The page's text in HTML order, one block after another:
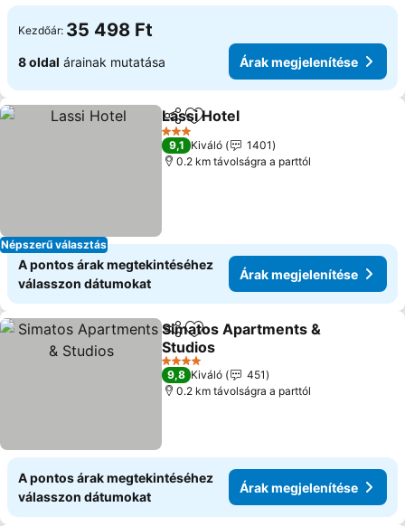
Kezdőár: 35 498 Ft
8 oldal árainak mutatása Árak megjelenítése
Népszerű választás
Megosztás
Hozzáadás a kedvencekhez
Lassi Hotel
3 Kategória
9,1 Kiváló
1401
0.2 km távolságra a parttól
A pontos árak megtekintéséhez
válasszon dátumokat
Árak megjelenítése
Megosztás
Hozzáadás a kedvencekhez
Simatos Apartments &
Studios
Árak megjelenítése
4 Kategória
9,8 Kiváló
451
0.2 km távolságra a parttól
A pontos árak megtekintéséhez
válasszon dátumokat
Árak megjelenítése